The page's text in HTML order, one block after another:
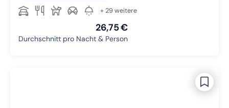
+ 29 weitere
26,75 €
Durchschnitt pro Nacht & Person